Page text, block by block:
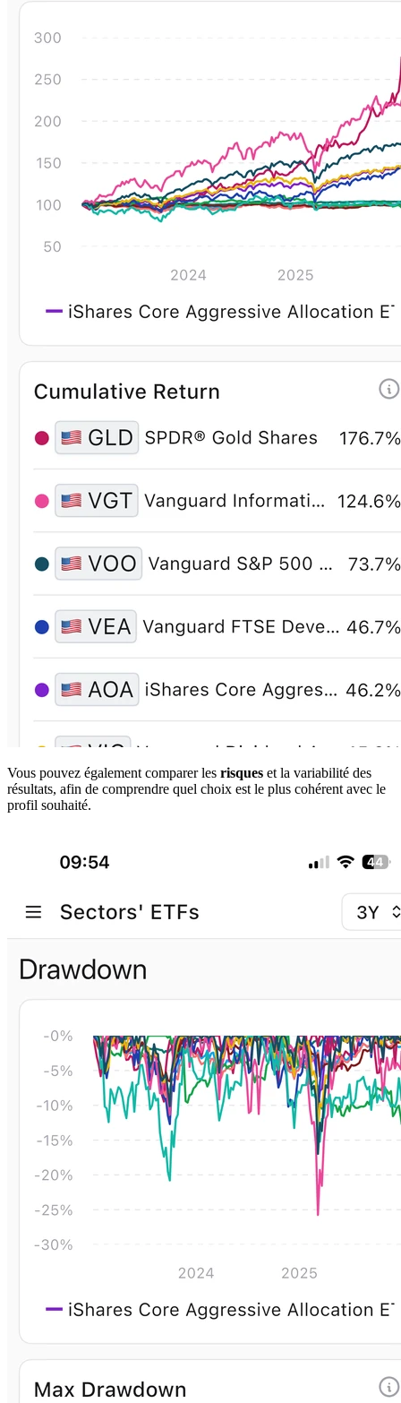
Vous pouvez également comparer les risques et la variabilité des
résultats, afin de comprendre quel choix est le plus cohérent avec le
profil souhaité.